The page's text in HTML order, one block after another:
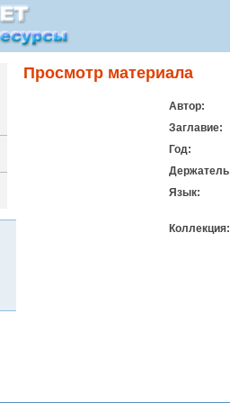
Просмотр материала
Автор:
Заглавие:
Год:
Язык:
Коллекция: